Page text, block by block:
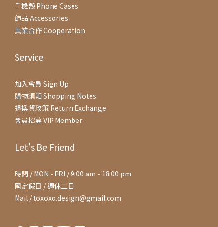
手機殼 Phone Cases
飾品 Accessories
異業合作 Cooperation
Service
加入會員 Sign Up
購物須知 Shopping Notes
退換貨政策 Return Exchange
會員招募 VIP Member
Let's Be Friend
時間 / MON - FRI / 9:00 am - 18:00 pm
國定假日 / 週休二日
Mail / toxoxo.design@gmail.com